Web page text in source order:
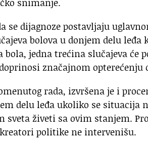
se dijagnoze postavljaju
bolova u donjem delu
bola, jedna trećina slučajeva
značajnom opterećenju
rada, izvršena je i
delu leđa ukoliko se situacija
sveta živeti sa ovim stanjem.
politike ne intervenišu.